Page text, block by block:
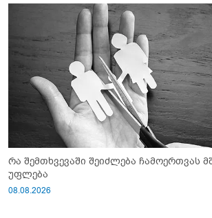
რა შემთხვევაში შეიძლება ჩამოერთვას
უფლება
08.08.2026